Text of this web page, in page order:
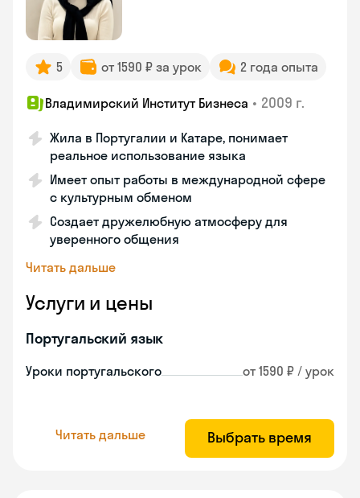
5 от 1590 ₽ за урок 2 года опыта
Владимирский Институт Бизнеса • 2009 г.
Жила в Португалии и Катаре, понимает
реальное использование языка
Имеет опыт работы в международной сфере
с культурным обменом
Создает дружелюбную атмосферу для
уверенного общения
Читать дальше
Услуги и цены
Португальский язык
Уроки португальского от 1590 ₽ / урок
Читать дальше Выбрать время